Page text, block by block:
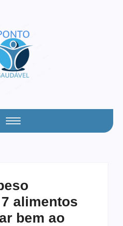
alimentos
bem ao